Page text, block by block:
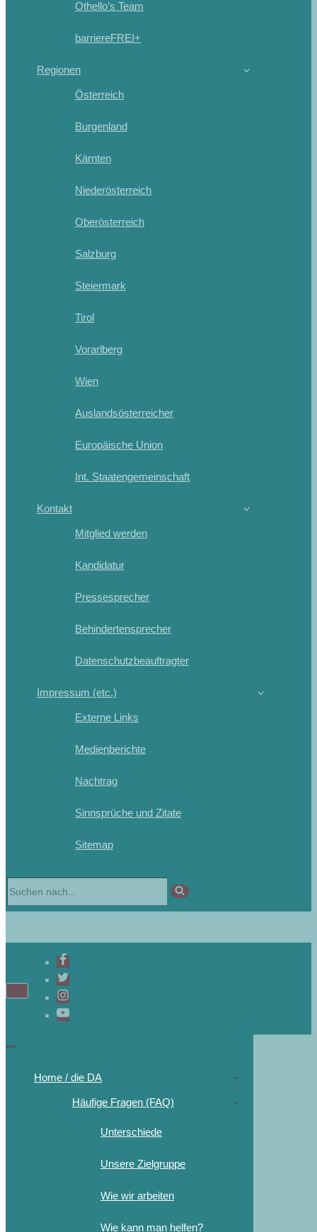
Othello’s Team
barriereFREI+
Regionen
Österreich
Burgenland
Kärnten
Niederösterreich
Oberösterreich
Salzburg
Steiermark
Tirol
Vorarlberg
Wien
Auslandsösterreicher
Europäische Union
Int. Staatengemeinschaft
Kontakt
Mitglied werden
Kandidatur
Pressesprecher
Behindertensprecher
Datenschutzbeauftragter
Impressum (etc.)
Externe Links
Medienberichte
Nachtrag
Sinnsprüche und Zitate
Sitemap
Home / die DA
Häufige Fragen (FAQ)
Unterschiede
Unsere Zielgruppe
Wie wir arbeiten
Wie kann man helfen?